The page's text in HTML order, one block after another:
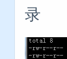
录